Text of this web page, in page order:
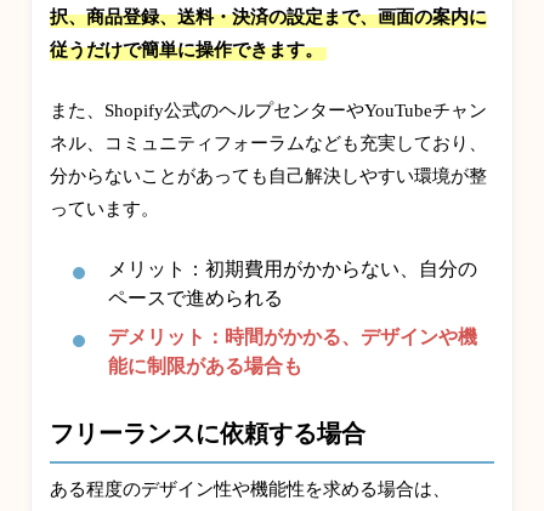
択、商品登録、送料・決済の設定まで、画面の案内に
従うだけで簡単に操作できます。
また、Shopify公式のヘルプセンターやYouTubeチャン
ネル、コミュニティフォーラムなども充実しており、
分からないことがあっても自己解決しやすい環境が整
っています。
メリット：初期費用がかからない、自分の
ペースで進められる
デメリット：時間がかかる、デザインや機
能に制限がある場合も
フリーランスに依頼する場合
ある程度のデザイン性や機能性を求める場合は、